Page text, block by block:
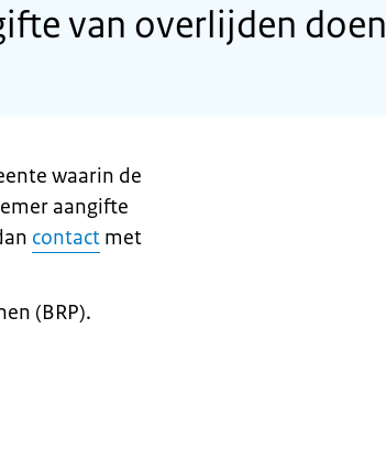
van overlijden doen
waarin de
aangifte
contact met
(BRP).